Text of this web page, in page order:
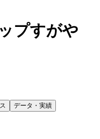
プすがや
データ・実績